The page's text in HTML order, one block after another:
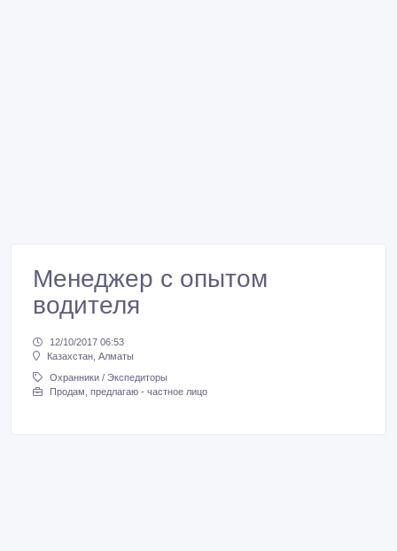
Менеджер с опытом
водителя
12/10/2017 06:53
Казахстан, Алматы
Охранники / Экспедиторы
Продам, предлагаю - частное лицо